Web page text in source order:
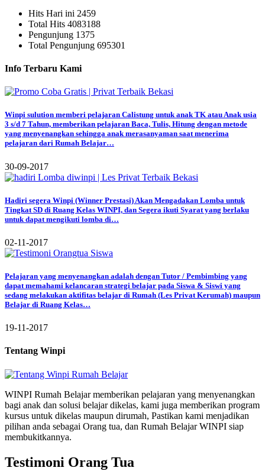
Hits Hari ini 2459
Total Hits 4083188
Pengunjung 1375
Total Pengunjung 695301
Info Terbaru Kami
Winpi sulution memberi pelajaran Calistung untuk anak TK atau Anak usia
3 s/d 7 Tahun, memberikan pelajaran Baca, Tulis, Hitung dengan metode
yang menyenangkan sehingga anak merasanyaman saat menerima
pelajaran dari Rumah Belajar…
30-09-2017
Hadiri segera Winpi (Winner Prestasi) Akan Mengadakan Lomba untuk
Tingkat SD di Ruang Kelas WINPI, dan Segera ikuti Syarat yang berlaku
untuk dapat mengikuti lomba di…
02-11-2017
Pelajaran yang menyenangkan adalah dengan Tutor / Pembimbing yang
dapat memahami kelancaran strategi belajar pada Siswa & Siswi yang
sedang melakukan aktifitas belajar di Rumah (Les Privat Kerumah) maupun
Belajar di Ruang Kelas…
19-11-2017
Tentang Winpi
WINPI Rumah Belajar memberikan pelajaran yang menyenangkan
bagi anak dan solusi belajar dikelas, kami juga memberikan program
kursus untuk dikelas maupun dirumah, Pastikan kami menjadikan
pilihan anda sebagai Orang tua, dan Rumah Belajar WINPI siap
membukitkannya.
Testimoni Orang Tua